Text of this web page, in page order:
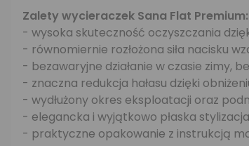
Zalety wycieraczek Sana Flat Premium:
- wysoka skuteczność oczyszczania
- równomiernie rozłożona siła nacisku
- bezawaryjne działanie w czasie zimy,
- znaczna redukcja hałasu dzięki
- wydłużony okres eksploatacji oraz
- elegancka i wyjątkowo płaska
- praktyczne opakowanie z instrukcją